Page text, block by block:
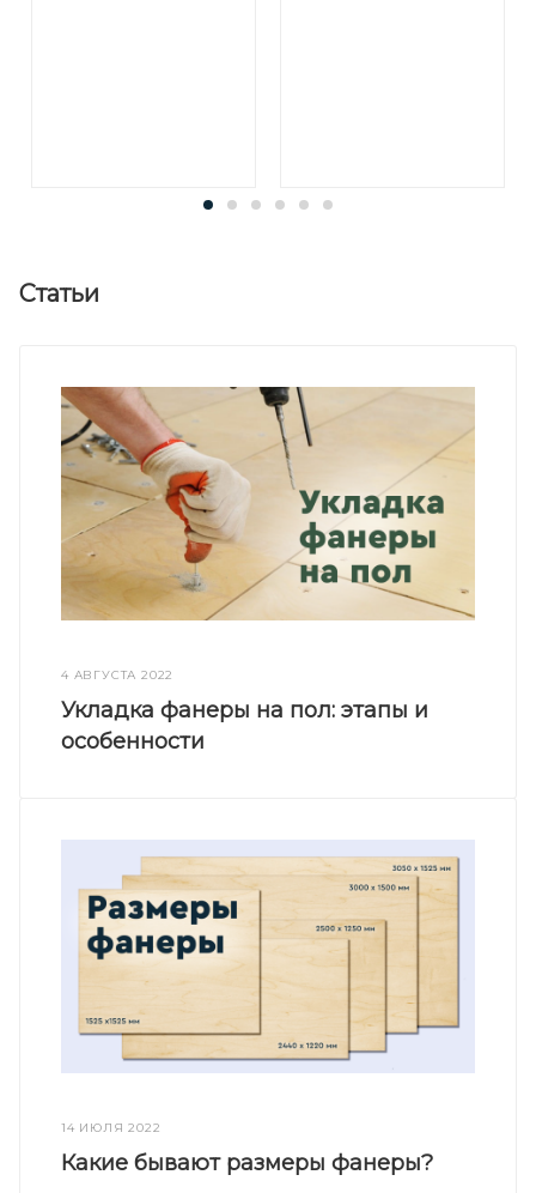
Статьи
4 АВГУСТА 2022
Укладка фанеры на пол: этапы и
особенности
14 ИЮЛЯ 2022
Какие бывают размеры фанеры?